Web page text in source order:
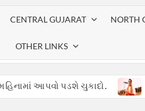
CENTRAL GUJARAT NORTH
OTHER LINKS
અફવાઓથી હડકંપ : પેટ્રોલ